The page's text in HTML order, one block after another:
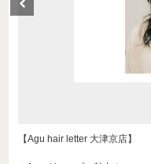
【Agu hair letter 大津京店】